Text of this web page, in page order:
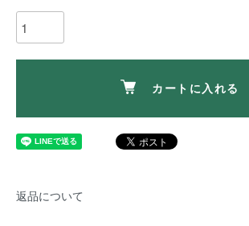
カートに入れる
返品について